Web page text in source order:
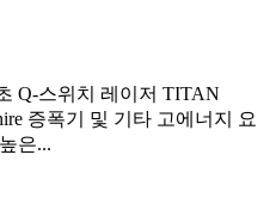
Q-스위치 레이저 TITAN
증폭기 및 기타 고에너지 요
은...